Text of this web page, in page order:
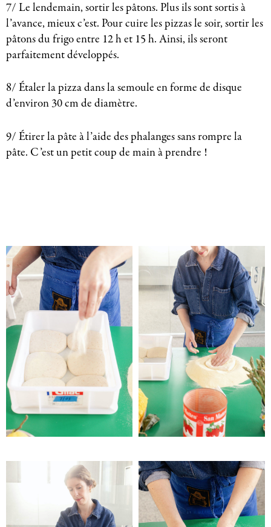
7/ Le lendemain, sortir les pâtons. Plus ils sont sortis à
l’avance, mieux c’est. Pour cuire les pizzas le soir, sortir les
pâtons du frigo entre 12 h et 15 h. Ainsi, ils seront
parfaitement développés.
8/ Étaler la pizza dans la semoule en forme de disque
d’environ 30 cm de diamètre.
9/ Étirer la pâte à l’aide des phalanges sans rompre la
pâte. C’est un petit coup de main à prendre !